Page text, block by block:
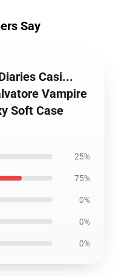
Say
Casi...
Vampire
Soft Case
25%
75%
0%
0%
0%